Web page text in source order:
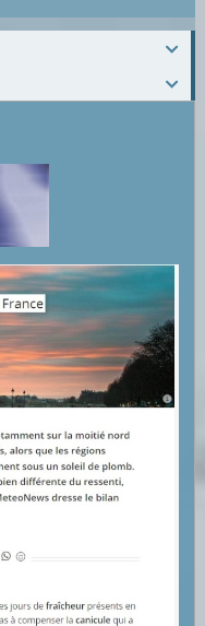

